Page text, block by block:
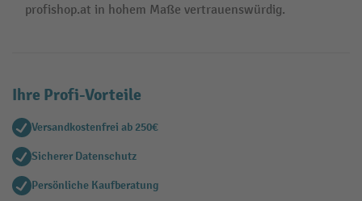
profishop.at in hohem Maße vertrauenswürdig.
Ihre Profi-Vorteile
Versandkostenfrei ab 250€
Sicherer Datenschutz
Persönliche Kaufberatung